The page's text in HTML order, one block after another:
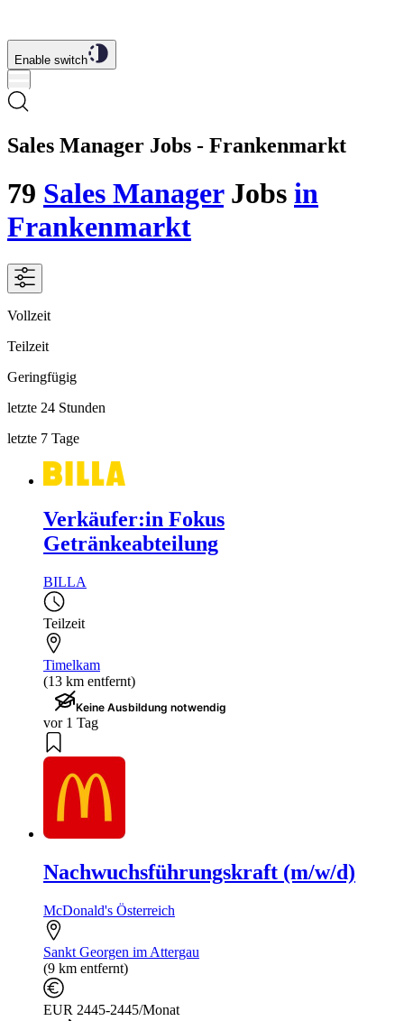
Enable switch
Sales Manager Jobs - Frankenmarkt
79 Sales ManagerJobs in
Frankenmarkt
Vollzeit
Teilzeit
Geringfügig
letzte 24 Stunden
letzte 7 Tage
Verkäufer:in Fokus
Getränkeabteilung
BILLA
Teilzeit
Timelkam
(13 km entfernt)
Keine Ausbildung notwendig
vor 1 Tag
Nachwuchsführungskraft (m/w/d)
McDonald's Österreich
Sankt Georgen im Attergau
(9 km entfernt)
EUR 2445-2445/Monat